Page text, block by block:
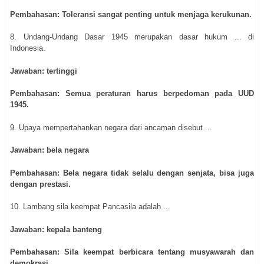
Pembahasan: Toleransi sangat penting untuk menjaga kerukunan.
8. Undang-Undang Dasar 1945 merupakan dasar hukum ... di
Indonesia.
Jawaban: tertinggi
Pembahasan: Semua peraturan harus berpedoman pada UUD
1945.
9. Upaya mempertahankan negara dari ancaman disebut ...
Jawaban: bela negara
Pembahasan: Bela negara tidak selalu dengan senjata, bisa juga
dengan prestasi.
10. Lambang sila keempat Pancasila adalah ...
Jawaban: kepala banteng
Pembahasan: Sila keempat berbicara tentang musyawarah dan